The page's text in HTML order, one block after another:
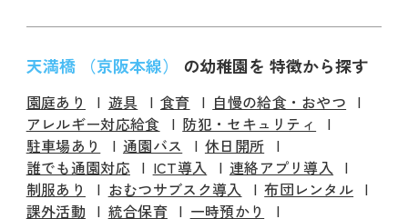
天満橋 （京阪本線） の幼稚園を 特徴から探す
園庭あり 遊具 食育
自慢の給食・おやつ
アレルギー対応給食
防犯・セキュリティ
駐車場あり
通園バス
休日開所
誰でも通園対応
ICT導入
連絡アプリ導入
制服あり
おむつサブスク導入
布団レンタル
課外活動
統合保育
一時預かり